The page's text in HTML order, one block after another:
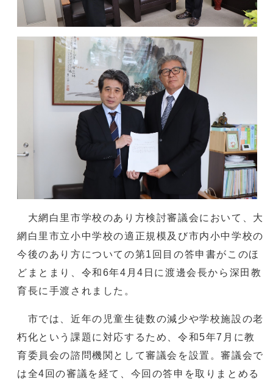
大網白里市学校のあり方検討審議会において、大
網白里市立小中学校の適正規模及び市内小中学校の
今後のあり方についての第1回目の答申書がこのほ
どまとまり、令和6年4月4日に渡邊会長から深田教
育長に手渡されました。
市では、近年の児童生徒数の減少や学校施設の老
朽化という課題に対応するため、令和5年7月に教
育委員会の諮問機関として審議会を設置。審議会で
は全4回の審議を経て、今回の答申を取りまとめる